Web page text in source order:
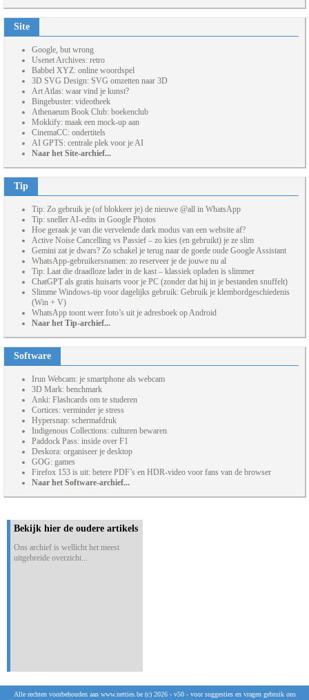
Site
Google, but wrong
Usenet Archives: retro
Babbel XYZ: online woordspel
3D SVG Design: SVG omzetten naar 3D
Art Atlas: waar vind je kunst?
Bingebuster: videotheek
Athenaeum Book Club: boekenclub
Mokkify: maak een mock-up aan
CinemaCC: ondertitels
AI GPTS: centrale plek voor je AI
Naar het Site-archief...
Tip
Tip: Zo gebruik je (of blokkeer je) de nieuwe @all in WhatsApp
Tip: sneller AI-edits in Google Photos
Hoe geraak je van die vervelende dark modus van een website af?
Active Noise Cancelling vs Passief – zo kies (en gebruikt) je ze slim
Gemini zat je dwars? Zo schakel je terug naar de goede oude Google Assistant
WhatsApp-gebruikersnamen: zo reserveer je de jouwe nu al
Tip: Laat die draadloze lader in de kast – klassiek opladen is slimmer
ChatGPT als gratis huisarts voor je PC (zonder dat hij in je bestanden snuffelt)
Slimme Windows-tip voor dagelijks gebruik: Gebruik je klembordgeschiedenis
(Win + V)
WhatsApp toont weer foto’s uit je adresboek op Android
Naar het Tip-archief...
Software
Irun Webcam: je smartphone als webcam
3D Mark: benchmark
Anki: Flashcards om te studeren
Cortices: verminder je stress
Hypersnap: schermafdruk
Indigenous Collections: culturen bewaren
Paddock Pass: inside over F1
Deskora: organiseer je desktop
GOG: games
Firefox 153 is uit: betere PDF’s en HDR-video voor fans van de browser
Naar het Software-archief...
Bekijk hier de oudere artikels
Ons archief is wellicht het meest
uitgebreide overzicht...
Alle rechten voorbehouden aan www.netties.be (c) 2026 - v50 - voor suggesties en vragen gebruik ons